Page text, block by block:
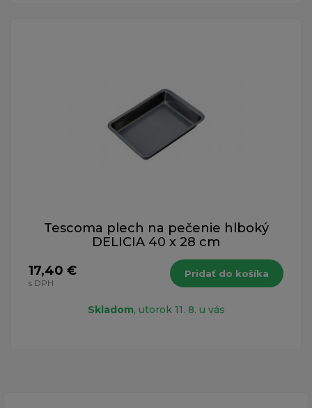
Tescoma plech na pečenie hlboký
DELICIA 40 x 28 cm
17,40 €
s DPH
Pridať do košíka
Skladom, utorok 11. 8. u vás